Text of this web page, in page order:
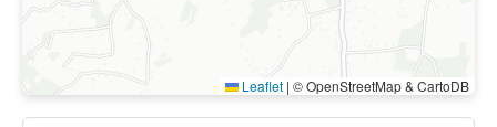
Leaflet | © OpenStreetMap & CartoDB